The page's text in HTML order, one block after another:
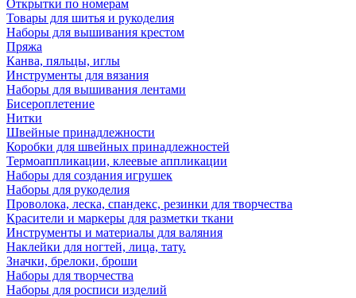
Открытки по номерам
Товары для шитья и рукоделия
Наборы для вышивания крестом
Пряжа
Канва, пяльцы, иглы
Инструменты для вязания
Наборы для вышивания лентами
Бисероплетение
Нитки
Швейные принадлежности
Коробки для швейных принадлежностей
Термоаппликации, клеевые аппликации
Наборы для создания игрушек
Наборы для рукоделия
Проволока, леска, спандекс, резинки для творчества
Красители и маркеры для разметки ткани
Инструменты и материалы для валяния
Наклейки для ногтей, лица, тату.
Значки, брелоки, броши
Наборы для творчества
Наборы для росписи изделий